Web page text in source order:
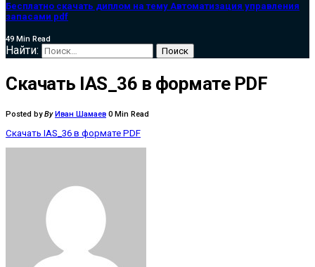
Бесплатно скачать диплом на тему Автоматизация управления
запасами pdf
49 Min Read
Найти:
Скачать IAS_36 в формате PDF
Posted by ByИван Шамаев 0 Min Read
Скачать IAS_36 в формате PDF